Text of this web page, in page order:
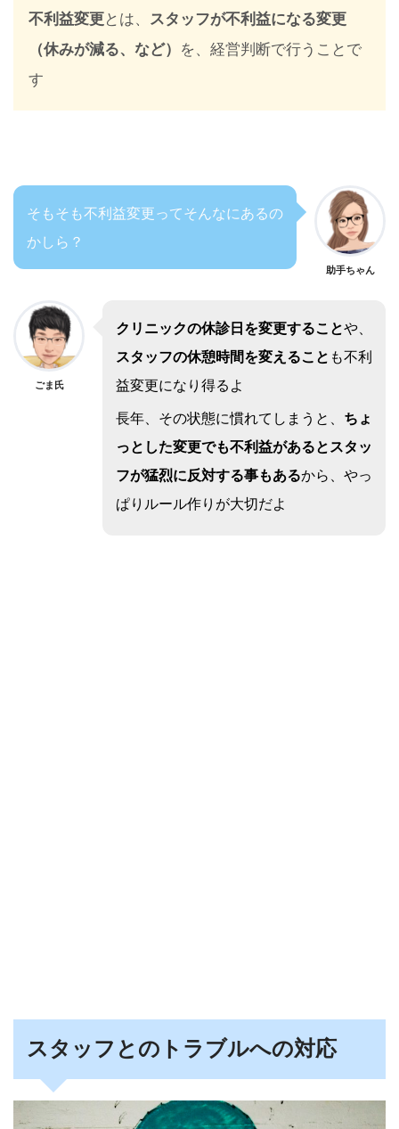
不利益変更とは、 スタッフが不利益になる変更
（休みが減る、など） を、経営判断で行うことで
す
そもそも不利益変更ってそんなにあるの
かしら？
助手ちゃん
ごま氏
クリニックの休診日を変更することや、
スタッフの休憩時間を変えること も不利
益変更になり得るよ
長年、その状態に慣れてしまうと、 ちょ
っとした変更でも不利益があるとスタッ
フが猛烈に反対する事もあるから、やっ
ぱりルール作りが大切だよ
スタッフとのトラブルへの対応